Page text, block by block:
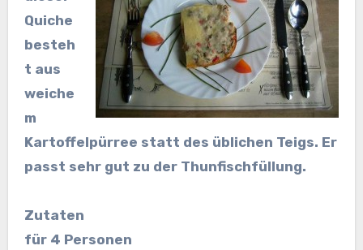
Quiche
besteh
t aus
weiche
m
Kartoffelpürree statt des üblichen Teigs. Er
passt sehr gut zu der Thunfischfüllung.
Zutaten
für 4 Personen